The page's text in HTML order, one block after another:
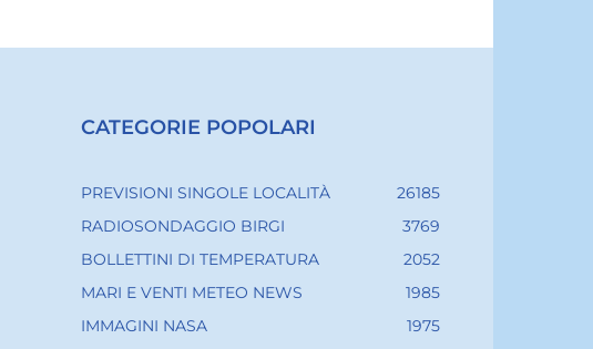
CATEGORIE POPOLARI
PREVISIONI SINGOLE LOCALITÀ
26185
RADIOSONDAGGIO BIRGI
3769
BOLLETTINI DI TEMPERATURA
2052
MARI E VENTI METEO NEWS
1985
IMMAGINI NASA
1975